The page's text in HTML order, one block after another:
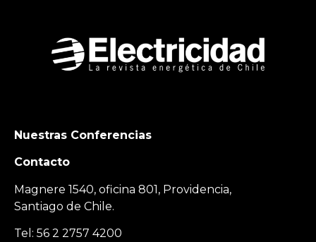
Nuestras Conferencias
Contacto
Magnere 1540, oficina 801, Providencia,
Santiago de Chile.
Tel: 56 2 2757 4200